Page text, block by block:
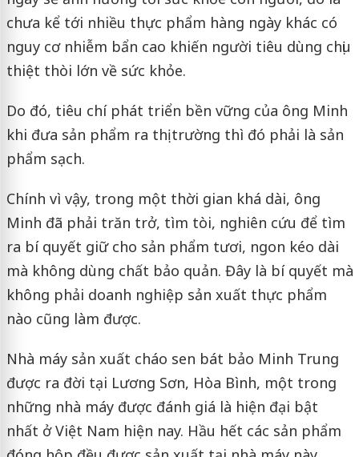
chưa kể tới nhiều thực phẩm hàng ngày khác có
nguy cơ nhiễm bẩn cao khiến người tiêu dùng chịu
thiệt thòi lớn về sức khỏe.
Do đó, tiêu chí phát triển bền vững của ông Minh
khi đưa sản phẩm ra thị trường thì đó phải là sản
phẩm sạch.
Chính vì vậy, trong một thời gian khá dài, ông
Minh đã phải trăn trở, tìm tòi, nghiên cứu để tìm
ra bí quyết giữ cho sản phẩm tươi, ngon kéo dài
mà không dùng chất bảo quản. Đây là bí quyết mà
không phải doanh nghiệp sản xuất thực phẩm
nào cũng làm được.
Nhà máy sản xuất cháo sen bát bảo Minh Trung
được ra đời tại Lương Sơn, Hòa Bình, một trong
những nhà máy được đánh giá là hiện đại bật
nhất ở Việt Nam hiện nay. Hầu hết các sản phẩm